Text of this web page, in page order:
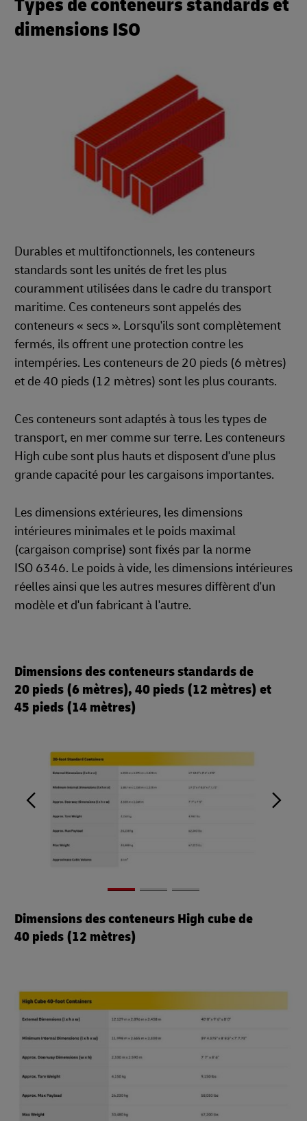
Types de conteneurs standards et
dimensions ISO
Durables et multifonctionnels, les conteneurs
standards sont les unités de fret les plus
couramment utilisées dans le cadre du transport
maritime. Ces conteneurs sont appelés des
conteneurs « secs ». Lorsqu'ils sont complètement
fermés, ils offrent une protection contre les
intempéries. Les conteneurs de 20 pieds (6 mètres)
et de 40 pieds (12 mètres) sont les plus courants.
Ces conteneurs sont adaptés à tous les types de
transport, en mer comme sur terre. Les conteneurs
High cube sont plus hauts et disposent d'une plus
grande capacité pour les cargaisons importantes.
Les dimensions extérieures, les dimensions
intérieures minimales et le poids maximal
(cargaison comprise) sont fixés par la norme
ISO 6346. Le poids à vide, les dimensions intérieures
réelles ainsi que les autres mesures diffèrent d'un
modèle et d'un fabricant à l'autre.
Dimensions des conteneurs standards de
20 pieds (6 mètres), 40 pieds (12 mètres) et
45 pieds (14 mètres)
Dimensions des conteneurs High cube de
40 pieds (12 mètres)